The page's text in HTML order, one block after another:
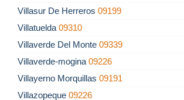
Villasur De Herreros 09199
Villatuelda 09310
Villaverde Del Monte 09339
Villaverde-mogina 09226
Villayerno Morquillas 09191
Villazopeque 09226